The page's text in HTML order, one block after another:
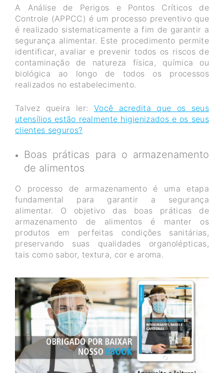
A Análise de Perigos e Pontos Críticos de
Controle (APPCC) é um processo preventivo que
é realizado sistematicamente a fim de garantir a
segurança alimentar. Este procedimento permite
identificar, avaliar e prevenir todos os riscos de
contaminação de natureza física, química ou
biológica ao longo de todos os processos
realizados no estabelecimento.
Talvez queira ler: Você acredita que os seus
utensílios estão realmente higienizados e os seus
clientes seguros?
Boas práticas para o armazenamento
de alimentos
O processo de armazenamento é uma etapa
fundamental para garantir a segurança
alimentar. O objetivo das boas práticas de
armazenamento de alimentos é manter os
produtos em perfeitas condições sanitárias,
preservando suas qualidades organolépticas,
tais como sabor, textura, cor e aroma.